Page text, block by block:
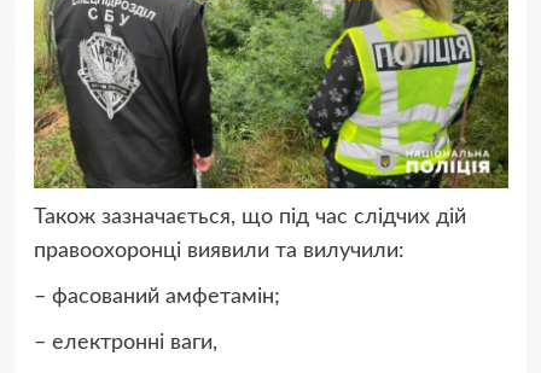
Також зазначається, що під час слідчих дій
правоохоронці виявили та вилучили:
– фасований амфетамін;
– електронні ваги,